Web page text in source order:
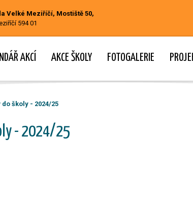
Velké Meziříčí, Mostiště 50,
594 01
AKCÍ AKCE ŠKOLY FOTOGALERIE
do školy - 2024/25
- 2024/25